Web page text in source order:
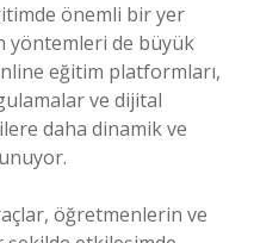
önemli bir yer
yöntemleri de büyük
eğitim platformları,
ve dijital
daha dinamik ve
öğretmenlerin ve